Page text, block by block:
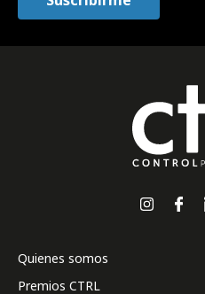
Quienes somos
Premios CTRL